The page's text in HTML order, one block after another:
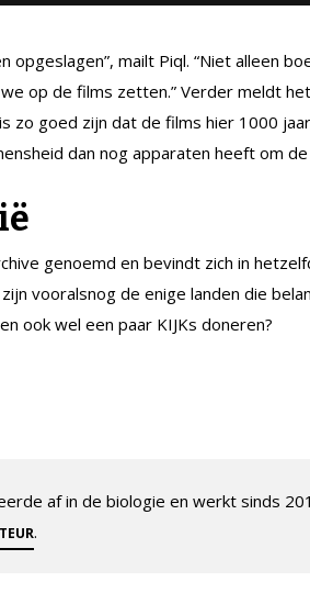
opgeslagen”, mailt Piql. “Niet alleen
op de films zetten.” Verder meldt
zo goed zijn dat de films hier 1000
dan nog apparaten heeft om
genoemd en bevindt zich in
vooralsnog de enige landen die
ook wel een paar KIJKs doneren?
af in de biologie en werkt sinds
.